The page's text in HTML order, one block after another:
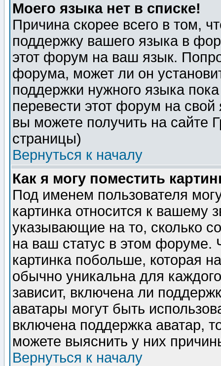
Моего языка нет в списке!
Причина скорее всего в том,
поддержку вашего языка в
этот форум на ваш язык.
форума, может ли он
поддержки нужного языка
перевести этот форум на
вы можете получить на сайте
страницы)
Вернуться к началу
Как я могу поместить
Под именем пользователя
картинка относится к вашему
указывающие на то, сколько
на ваш статус в этом форуме.
картинка побольше, которая
обычно уникальна для
зависит, включена ли
аватары могут быть
включена поддержка аватар,
можете выяснить у них
Вернуться к началу